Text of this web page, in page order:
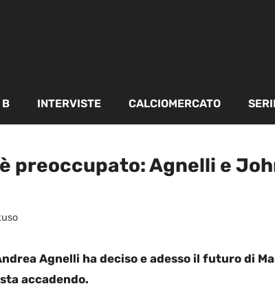
B INTERVISTE CALCIOMERCATO
preoccupato: Agnelli e
Agnelli ha deciso e adesso il futuro di
accadendo.